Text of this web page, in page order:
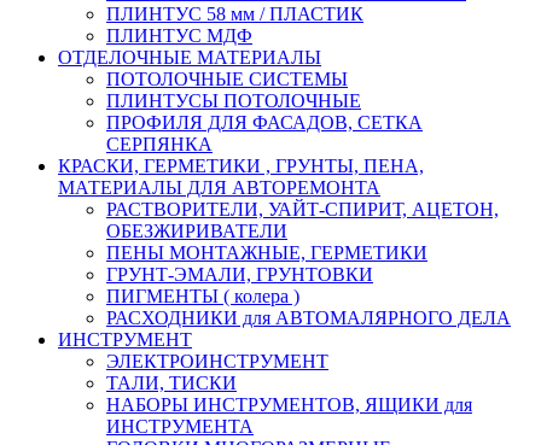
ПЛИНТУС 58 мм / ПЛАСТИК
ПЛИНТУС МДФ
ОТДЕЛОЧНЫЕ МАТЕРИАЛЫ
ПОТОЛОЧНЫЕ СИСТЕМЫ
ПЛИНТУСЫ ПОТОЛОЧНЫЕ
ПРОФИЛЯ ДЛЯ ФАСАДОВ, СЕТКА
СЕРПЯНКА
КРАСКИ, ГЕРМЕТИКИ , ГРУНТЫ, ПЕНА,
МАТЕРИАЛЫ ДЛЯ АВТОРЕМОНТА
РАСТВОРИТЕЛИ, УАЙТ-СПИРИТ, АЦЕТОН,
ОБЕЗЖИРИВАТЕЛИ
ПЕНЫ МОНТАЖНЫЕ, ГЕРМЕТИКИ
ГРУНТ-ЭМАЛИ, ГРУНТОВКИ
ПИГМЕНТЫ ( колера )
РАСХОДНИКИ для АВТОМАЛЯРНОГО ДЕЛА
ИНСТРУМЕНТ
ЭЛЕКТРОИНСТРУМЕНТ
ТАЛИ, ТИСКИ
НАБОРЫ ИНСТРУМЕНТОВ, ЯЩИКИ для
ИНСТРУМЕНТА